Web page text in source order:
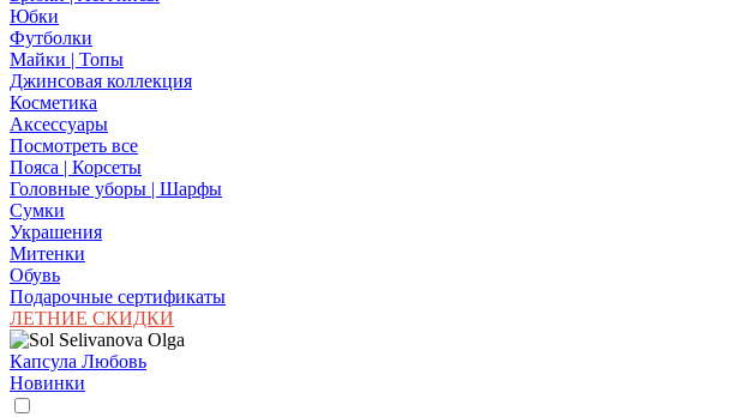
Юбки
Футболки
Майки | Топы
Джинсовая коллекция
Косметика
Аксессуары
Посмотреть все
Пояса | Корсеты
Головные уборы | Шарфы
Сумки
Украшения
Митенки
Обувь
Подарочные сертификаты
ЛЕТНИЕ СКИДКИ
Капсула Любовь
Новинки